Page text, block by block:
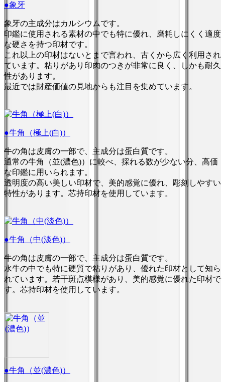
●象牙
象牙の主成分はカルシウムです。
印鑑に使用される素材の中でも特に優れ、磨耗しにくく適度
な硬さを持つ印材です。
これ以上の印材はないとまで言われ、古くから広く利用され
ています。粘りがあり印肉のつきが非常に良く、しかも耐久
性があります。
最近では財産価値の見地からも注目を集めています。
●牛角（極上(白)）
牛の角は皮膚の一部で、主成分は蛋白質です。
通常の牛角（並(濃色)）に較べ、採れる数が少ない分、高価
な印鑑に用いられます。
透明度の高い美しい印材で、美的感覚に優れ、彫刻しやすい
特性があります。芯持印材を使用しています。
●牛角（中(淡色)）
牛の角は皮膚の一部で、主成分は蛋白質です。
水牛の中でも特に硬質で粘りがあり、優れた印材として知ら
れています。若干斑点模様があり、美的感覚に優れた印材で
す。芯持印材を使用しています。
●牛角（並(濃色)）